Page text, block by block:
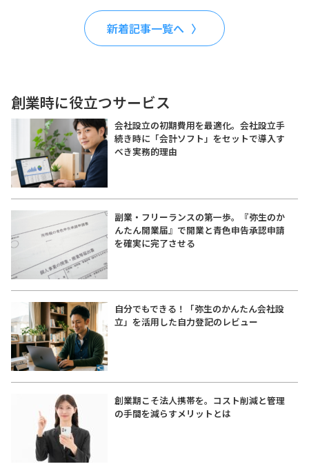
新着記事一覧へ
創業時に役立つサービス
会社設立の初期費用を最適化。会社設立手
続き時に「会計ソフト」をセットで導入す
べき実務的理由
副業・フリーランスの第一歩。『弥生のか
んたん開業届』で開業と青色申告承認申請
を確実に完了させる
自分でもできる！「弥生のかんたん会社設
立」を活用した自力登記のレビュー
創業期こそ法人携帯を。コスト削減と管理
の手間を減らすメリットとは